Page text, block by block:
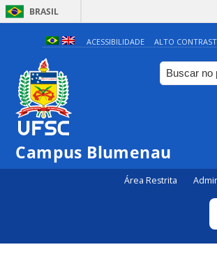
BRASIL
ACESSIBILIDADE ALTO
Campus Blumenau
Área Restrita